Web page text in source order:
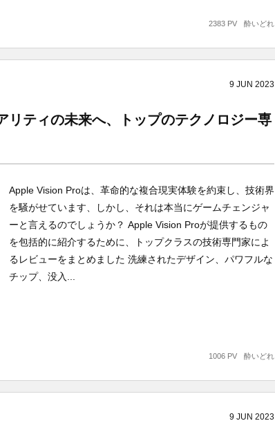
酔いどれ
2383 PV
9 JUN 2023
ティの未来へ、トップのテクノロジー専
Apple Vision Proは、革命的な複合現実体験を約束し、技術界
を騒がせています、しかし、それは本当にゲームチェンジャ
ーと言えるのでしょうか？ Apple Vision Proが提供するもの
を包括的に紹介するために、トップクラスの技術専門家によ
るレビューをまとめました 洗練されたデザイン、パワフルな
チップ、没入...
酔いどれ
1006 PV
9 JUN 2023